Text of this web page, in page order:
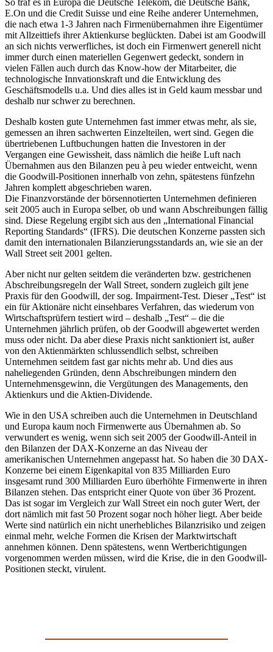
E.On und die Credit Suisse und eine Reihe anderer Unternehmen,
die nach etwa 1-3 Jahren nach Firmenübernahmen ihre Eigentümer
mit Allzeittiefs ihrer Aktienkurse beglückten. Dabei ist am Goodwill
an sich nichts verwerfliches, ist doch ein Firmenwert generell nicht
immer durch einen materiellen Gegenwert gedeckt, sondern in
vielen Fällen auch durch das Know-how der Mitarbeiter, die
technologische Innvationskraft und die Entwicklung des
Geschäftsmodells u.a. Und dies alles ist in Geld kaum messbar und
deshalb nur schwer zu berechnen.
Deshalb kosten gute Unternehmen fast immer etwas mehr, als sie,
gemessen an ihren sachwerten Einzelteilen, wert sind. Gegen die
übertriebenen Luftbuchungen hatten die Investoren in der
Vergangen eine Gewissheit, dass nämlich die heiße Luft nach
Übernahmen aus den Bilanzen peu à peu wieder entweicht, wenn
die Goodwill-Positionen innerhalb von zehn, spätestens fünfzehn
Jahren komplett abgeschrieben waren.
Die Finanzvorstände der börsennotierten Unternehmen definieren
seit 2005 auch in Europa selber, ob und wann Abschreibungen fällig
sind. Diese Regelung ergibt sich aus den „International Financial
Reporting Standards“ (IFRS). Die deutschen Konzerne passten sich
damit den internationalen Bilanzierungsstandards an, wie sie an der
Wall Street seit 2001 gelten.
Aber nicht nur gelten seitdem die veränderten bzw. gestrichenen
Abschreibungsregeln der Wall Street, sondern zugleich gilt jene
Praxis für den Goodwill, der sog. Impairment-Test. Dieser „Test“ ist
ein für Aktionäre nicht einsehbares Verfahren, das wiederum von
Wirtschaftsprüfern testiert wird – deshalb „Test“ – die die
Unternehmen jährlich prüfen, ob der Goodwill abgewertet werden
muss oder nicht. Da aber diese Praxis nicht sanktioniert ist, außer
von den Aktienmärkten schlussendlich selbst, schreiben
Unternehmen seitdem fast gar nichts mehr ab. Und dies aus
naheliegenden Gründen, denn Abschreibungen mindern den
Unternehmensgewinn, die Vergütungen des Managements, den
Aktienkurs und die Aktien-Dividende.
Wie in den USA schreiben auch die Unternehmen in Deutschland
und Europa kaum noch Firmenwerte aus Übernahmen ab. So
verwundert es wenig, wenn sich seit 2005 der Goodwill-Anteil in
den Bilanzen der DAX-Konzerne an das Niveau der
amerikanischen Unternehmen angepasst hat. So haben die 30 DAX-
Konzerne bei einem Eigenkapital von 835 Milliarden Euro
insgesamt rund 300 Milliarden Euro überhöhte Firmenwerte in ihren
Bilanzen stehen. Das entspricht einer Quote von über 36 Prozent.
Das ist sogar im Vergleich zur Wall Street ein noch guter Wert, der
dort nämlich mit fast 50 Prozent sogar noch höher liegt. Aber beide
Werte sind natürlich ein nicht unerhebliches Bilanzrisiko und zeigen
einmal mehr, welche Formen die Krisen der Marktwirtschaft
annehmen können. Denn spätestens, wenn Wertberichtigungen
vorgenommen werden müssen, wird die Krise, die in den Goodwill-
Positionen steckt, virulent.